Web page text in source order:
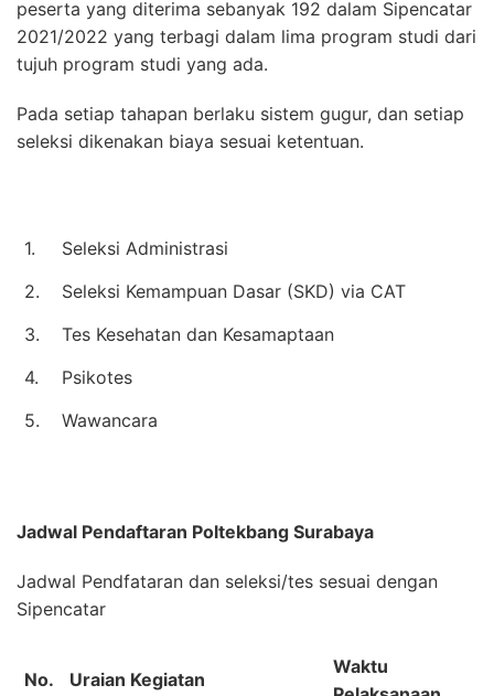
peserta yang diterima sebanyak 192 dalam Sipencatar
2021/2022 yang terbagi dalam lima program studi dari
tujuh program studi yang ada.
Pada setiap tahapan berlaku sistem gugur, dan setiap
seleksi dikenakan biaya sesuai ketentuan.
1.
Seleksi Administrasi
2.
Seleksi Kemampuan Dasar (SKD) via CAT
3.
Tes Kesehatan dan Kesamaptaan
4.
Psikotes
5.
Wawancara
Jadwal Pendaftaran Poltekbang Surabaya
Jadwal Pendfataran dan seleksi/tes sesuai dengan
Sipencatar
No. Uraian Kegiatan
Waktu